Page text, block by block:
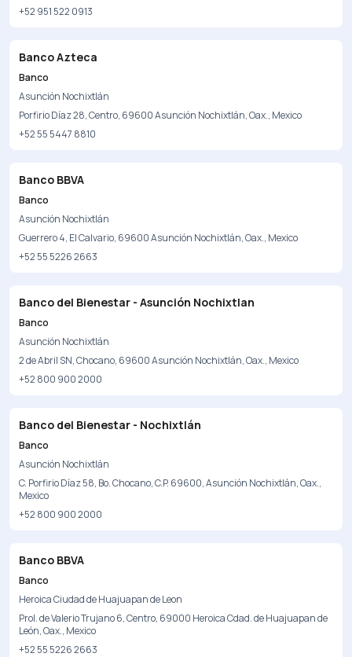
+52 951 522 0913
Banco Azteca
Banco
Asunción Nochixtlán
Porfirio Díaz 28, Centro, 69600 Asunción Nochixtlán, Oax., Mexico
+52 55 5447 8810
Banco BBVA
Banco
Asunción Nochixtlán
Guerrero 4, El Calvario, 69600 Asunción Nochixtlán, Oax., Mexico
+52 55 5226 2663
Banco del Bienestar - Asunción Nochixtlan
Banco
Asunción Nochixtlán
2 de Abril SN, Chocano, 69600 Asunción Nochixtlán, Oax., Mexico
+52 800 900 2000
Banco del Bienestar - Nochixtlán
Banco
Asunción Nochixtlán
C. Porfirio Díaz 58, Bo. Chocano, C.P. 69600, Asunción Nochixtlán, Oax.,
Mexico
+52 800 900 2000
Banco BBVA
Banco
Heroica Ciudad de Huajuapan de Leon
Prol. de Valerio Trujano 6, Centro, 69000 Heroica Cdad. de Huajuapan de
León, Oax., Mexico
+52 55 5226 2663